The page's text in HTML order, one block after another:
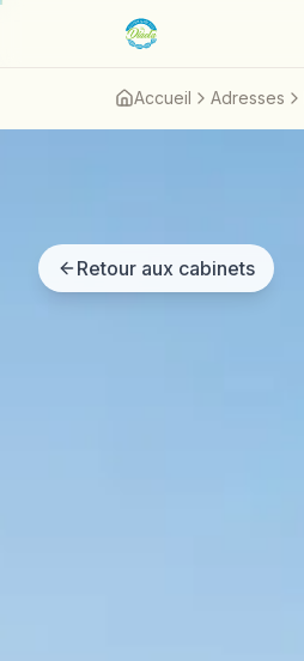
Aller au contenu principal
Accueil Adresses
Retour aux cabinets